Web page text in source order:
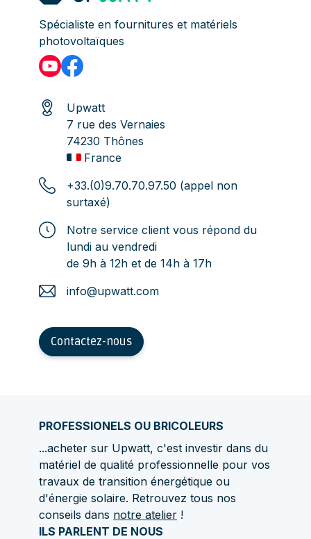
Spécialiste en fournitures et matériels
photovoltaïques
Upwatt
7 rue des Vernaies
74230 Thônes
France
+33.(0)9.70.70.97.50 (appel non
surtaxé)
Notre service client vous répond du
lundi au vendredi
de 9h à 12h et de 14h à 17h
info@upwatt.com
Contactez-nous
PROFESSIONELS OU BRICOLEURS
...acheter sur Upwatt, c'est investir dans du
matériel de qualité professionnelle pour vos
travaux de transition énergétique ou
d'énergie solaire. Retrouvez tous nos
conseils dans notre atelier !
ILS PARLENT DE NOUS